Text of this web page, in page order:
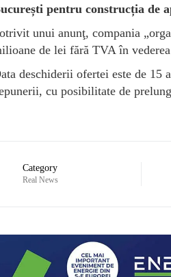
pentru construcția de
unui anunţ, compania
de lei fără TVA în
deschiderii ofertei este de 15
cu posibilitate de
Category
Real News